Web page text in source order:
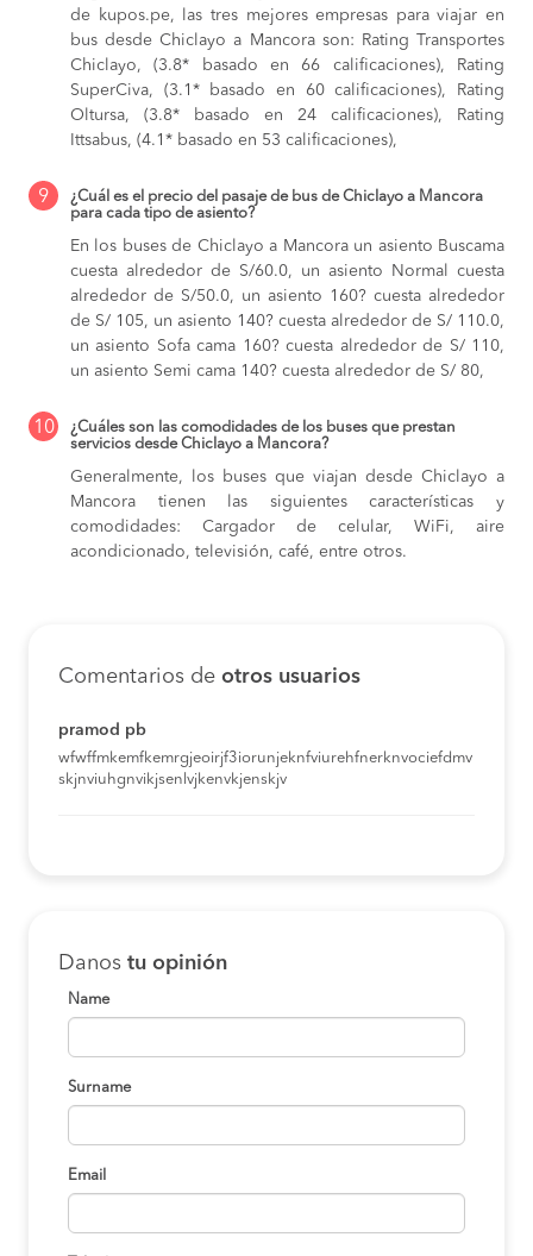
de kupos.pe, las tres mejores empresas para viajar en
bus desde Chiclayo a Mancora son: Rating Transportes
Chiclayo, (3.8* basado en 66 calificaciones), Rating
SuperCiva, (3.1* basado en 60 calificaciones), Rating
Oltursa, (3.8* basado en 24 calificaciones), Rating
Ittsabus, (4.1* basado en 53 calificaciones),
9
¿Cuál es el precio del pasaje de bus de Chiclayo a Mancora
para cada tipo de asiento?
En los buses de Chiclayo a Mancora un asiento Buscama
cuesta alrededor de S/60.0, un asiento Normal cuesta
alrededor de S/50.0, un asiento 160? cuesta alrededor
de S/ 105, un asiento 140? cuesta alrededor de S/ 110.0,
un asiento Sofa cama 160? cuesta alrededor de S/ 110,
un asiento Semi cama 140? cuesta alrededor de S/ 80,
10
¿Cuáles son las comodidades de los buses que prestan
servicios desde Chiclayo a Mancora?
Generalmente, los buses que viajan desde Chiclayo a
Mancora tienen las siguientes características y
comodidades: Cargador de celular, WiFi, aire
acondicionado, televisión, café, entre otros.
Comentarios de otros usuarios
pramod pb
wfwffmkemfkemrgjeoirjf3iorunjeknfviurehfnerknvociefdmv
skjnviuhgnvikjsenlvjkenvkjenskjv
Danos tu opinión
Name
Surname
Email